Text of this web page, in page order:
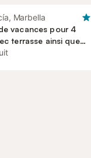
Marbella
vacances pour 4
terrasse ainsi que
l’océan